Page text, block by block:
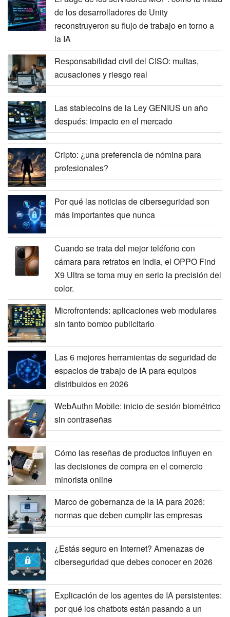
de los desarrolladores de Unity
reconstruyeron su flujo de trabajo en torno a
la IA
Responsabilidad civil del CISO: multas,
acusaciones y riesgo real
Las stablecoins de la Ley GENIUS un año
después: impacto en el mercado
Cripto: ¿una preferencia de nómina para
profesionales?
Por qué las noticias de ciberseguridad son
más importantes que nunca
Cuando se trata del mejor teléfono con
cámara para retratos en India, el OPPO Find
X9 Ultra se toma muy en serio la precisión del
color.
Microfrontends: aplicaciones web modulares
sin tanto bombo publicitario
Las 6 mejores herramientas de seguridad de
espacios de trabajo de IA para equipos
distribuidos en 2026
WebAuthn Mobile: inicio de sesión biométrico
sin contraseñas
Cómo las reseñas de productos influyen en
las decisiones de compra en el comercio
minorista online
Marco de gobernanza de la IA para 2026:
normas que deben cumplir las empresas
¿Estás seguro en Internet? Amenazas de
ciberseguridad que debes conocer en 2026
Explicación de los agentes de IA persistentes:
por qué los chatbots están pasando a un